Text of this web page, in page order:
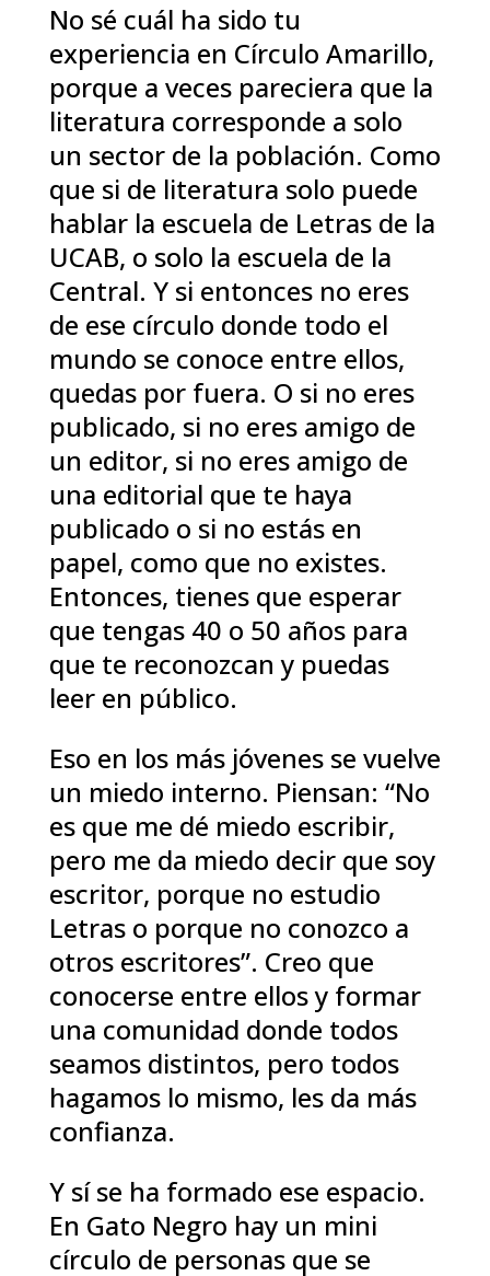
No sé cuál ha sido tu
experiencia en Círculo Amarillo,
porque a veces pareciera que la
literatura corresponde a solo
un sector de la población. Como
que si de literatura solo puede
hablar la escuela de Letras de la
UCAB, o solo la escuela de la
Central. Y si entonces no eres
de ese círculo donde todo el
mundo se conoce entre ellos,
quedas por fuera. O si no eres
publicado, si no eres amigo de
un editor, si no eres amigo de
una editorial que te haya
publicado o si no estás en
papel, como que no existes.
Entonces, tienes que esperar
que tengas 40 o 50 años para
que te reconozcan y puedas
leer en público.
Eso en los más jóvenes se vuelve
un miedo interno. Piensan: “No
es que me dé miedo escribir,
pero me da miedo decir que soy
escritor, porque no estudio
Letras o porque no conozco a
otros escritores”. Creo que
conocerse entre ellos y formar
una comunidad donde todos
seamos distintos, pero todos
hagamos lo mismo, les da más
confianza.
Y sí se ha formado ese espacio.
En Gato Negro hay un mini
círculo de personas que se